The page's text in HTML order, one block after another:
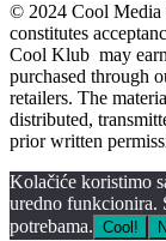
© 2024 Cool Media
constitutes
Cool Klub may
purchased through
retailers. The
distributed,
prior written
Kolačiće koristimo
uredno funkcionira.
potrebama. Cool!